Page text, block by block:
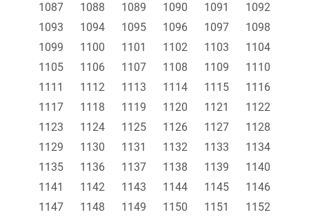
1087
1088 1089 1090 1091
1092
1093
1094 1095 1096 1097
1098
1099
1100 1101 1102 1103
1104
1105
1106 1107 1108 1109
1110
1111
1112 1113 1114 1115
1116
1117
1118 1119 1120 1121
1122
1123
1124 1125 1126 1127
1128
1129
1130 1131 1132 1133
1134
1135
1136 1137 1138 1139
1140
1141
1142 1143 1144 1145
1146
1147
1148 1149 1150 1151 1152